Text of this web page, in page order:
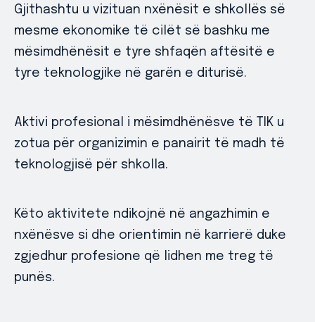
Gjithashtu u vizituan nxënësit e shkollës së
mesme ekonomike të cilët së bashku me
mësimdhënësit e tyre shfaqën aftësitë e
tyre teknologjike në garën e diturisë.
Aktivi profesional i mësimdhënësve të TIK u
zotua për organizimin e panairit të madh të
teknologjisë për shkolla.
Këto aktivitete ndikojnë në angazhimin e
nxënësve si dhe orientimin në karrierë duke
zgjedhur profesione që lidhen me treg të
punës.